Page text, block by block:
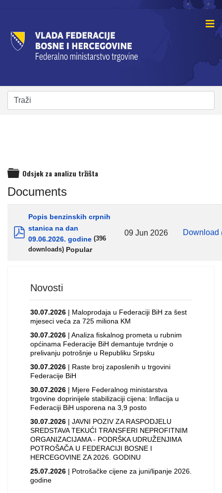
folder
Odsjek za analizu tržišta
Documents
pdf
Popis benzinskih crpnih
stanica na dan
09.06.2026. godine (396
downloads) Popular
09 Jun 2026 Download
Novosti
30.07.2026 | Maloprodaja u Federaciji BiH za šest
mjeseci veća za 725 miliona KM
30.07.2026 | Analiza fiskalnog prometa u rubnim
općinama Federacije BiH demantuje tvrdnje o
prelivanju potrošnje u Republiku Srpsku
30.07.2026 | Raste broj zaposlenih u trgovini
Federacije BiH
30.07.2026 | Mjere Federalnog ministarstva
trgovine doprinijele stabilizaciji cijena: Inflacija u
Federaciji BiH usporena na 3,9 posto
30.07.2026 | JAVNI POZIV ZA RASPODJELU
SREDSTAVA TEKUĆI TRANSFERI NEPROFITNIM
ORGANIZACIJAMA - PODRŠKA UDRUŽENJIMA
POTROŠAČA U FEDERACIJI BOSNE I
HERCEGOVINE ZA 2026. GODINU
25.07.2026 | Potrošačke cijene za juni/lipanje 2026.
godine